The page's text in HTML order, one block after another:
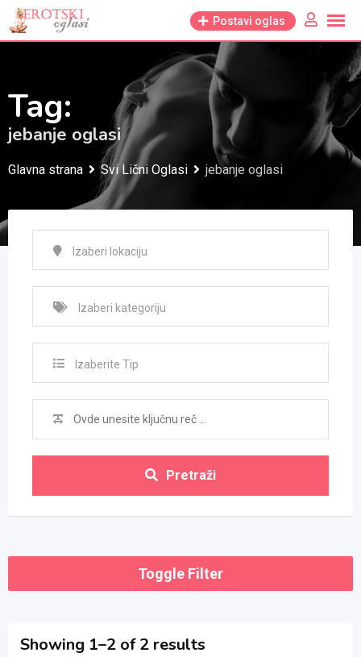
Skip
to
Postavi oglas
Tag:
jebanje oglasi
Glavna strana Svi Lični Oglasi jebanje oglasi
Izaberite Tip
Pretraži
Toggle Filter
Showing 1–2 of 2 results